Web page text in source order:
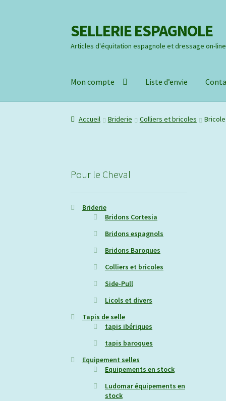
Aller
à
la
Aller
au
contenu
SELLERIE ESPAGNOLE
Articles d'équitation espagnole et dressage on-line
Mon compte Liste d’envie
Accueil Briderie Colliers et bricoles
Pour le Cheval
Briderie
Bridons Cortesia
Bridons espagnols
Bridons Baroques
Colliers et bricoles
Side-Pull
Licols et divers
Tapis de selle
tapis ibériques
tapis baroques
Equipement selles
Equipements en stock
Ludomar équipements en
stock